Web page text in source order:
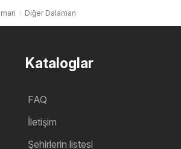
Diğer Dalaman
Kataloglar
FAQ
İletişim
Şehirlerin listesi